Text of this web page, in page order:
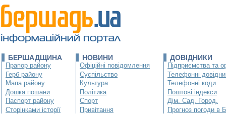
БЕРШАДЩИНА
Прапор району
Герб району
Мапа району
Дошка пошани
Паспорт району
Сторінками історії
НОВИНИ
Офіційні повідомлення
Суспільство
Культура
Політика
Спорт
Привітання
ДОВІДНИКИ
Підприємства та
Телефонні
Телефонні коди
Поштові індекси
Дім. Сад. Город.
Прогноз погоди в